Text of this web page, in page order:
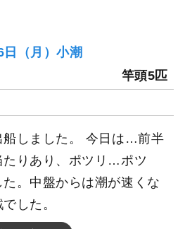
（月）小潮
竿頭5匹
船しました。 今日は…前半
たりあり、ポツリ…ポツ
。中盤からは潮が速くな
した。